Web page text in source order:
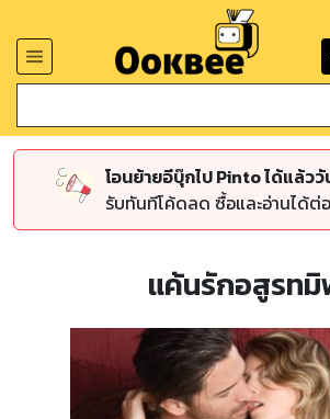
โอนย้ายอีบุ๊กไป Pinto ได้แล้ว
รับทันทีโค้ดลด ซื้อและอ่านได้ต่
แค้นรักอสูรท